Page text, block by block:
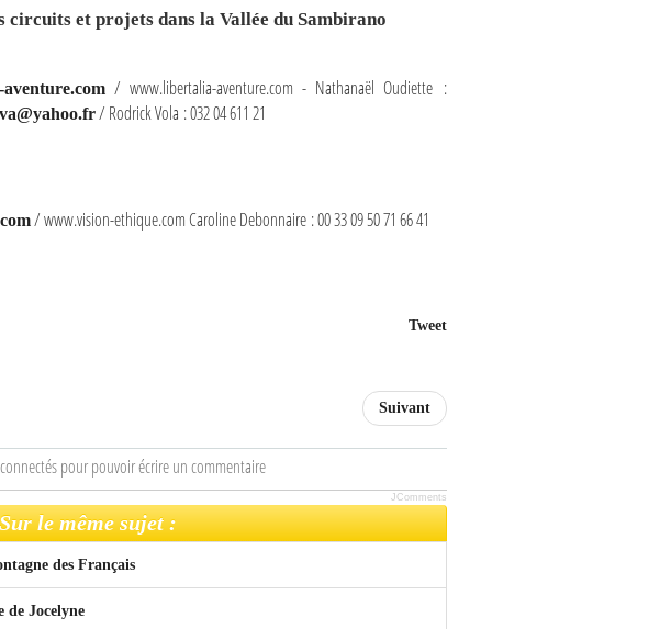
et projets dans la Vallée du Sambirano
/ www.libertalia-aventure.com - Nathanaël Oudiette :
/ Rodrick Vola : 032 04 611 21
/ www.vision-ethique.com Caroline Debonnaire : 00 33 09 50 71 66 41
Tweet
Suivant
pour pouvoir écrire un commentaire
JComments
Sur le même sujet :
des Français
de Jocelyne